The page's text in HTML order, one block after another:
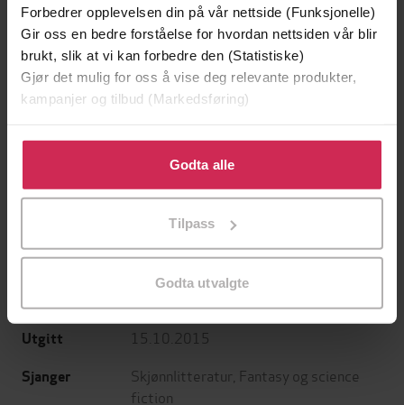
Forbedrer opplevelsen din på vår nettside (Funksjonelle)
Gir oss en bedre forståelse for hvordan nettsiden vår blir
brukt, slik at vi kan forbedre den (Statistiske)
Gjør det mulig for oss å vise deg relevante produkter,
kampanjer og tilbud (Markedsføring)
Klikk på «Godta alle» for å gi oss ditt samtykke til å
bruke cookies for alle disse formålene. Du kan også
tilpasse ditt samtykke til spesifikke formål ved å klikke
Godta alle
Tilpass
Godta utvalgte
129,-
Jo Nesbø
Jørn Lier Horst
Forfattere John Meaney(forfatter)
Utgitt 15.10.2015
Sjanger Skjønnlitteratur Fantasy og science
fiction